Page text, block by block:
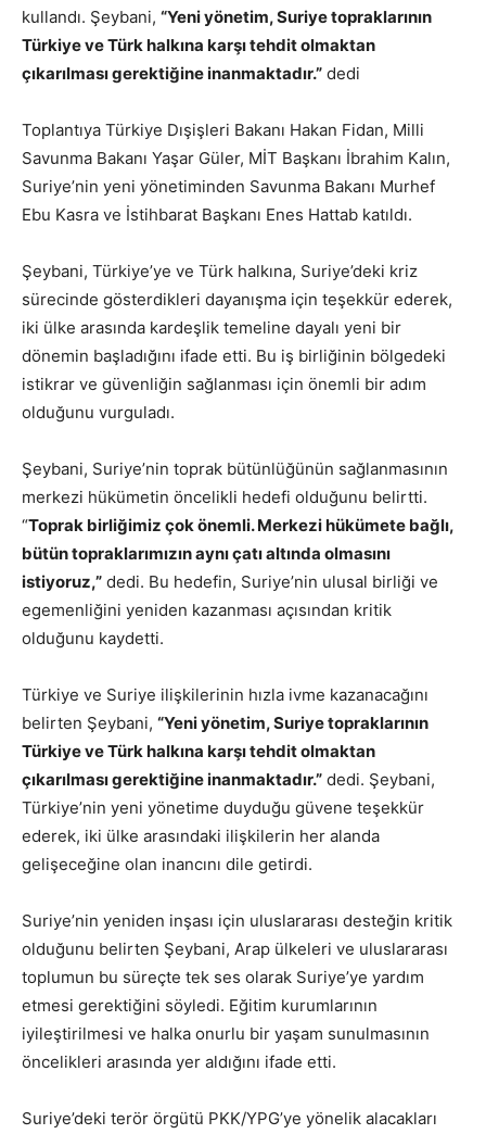
kullandı. Şeybani, “Yeni yönetim, Suriye topraklarının
Türkiye ve Türk halkına karşı tehdit olmaktan
çıkarılması gerektiğine inanmaktadır.” dedi
Toplantıya Türkiye Dışişleri Bakanı Hakan Fidan, Milli
Savunma Bakanı Yaşar Güler, MİT Başkanı İbrahim Kalın,
Suriye’nin yeni yönetiminden Savunma Bakanı Murhef
Ebu Kasra ve İstihbarat Başkanı Enes Hattab katıldı.
Şeybani, Türkiye’ye ve Türk halkına, Suriye’deki kriz
sürecinde gösterdikleri dayanışma için teşekkür ederek,
iki ülke arasında kardeşlik temeline dayalı yeni bir
dönemin başladığını ifade etti. Bu iş birliğinin bölgedeki
istikrar ve güvenliğin sağlanması için önemli bir adım
olduğunu vurguladı.
Şeybani, Suriye’nin toprak bütünlüğünün sağlanmasının
merkezi hükümetin öncelikli hedefi olduğunu belirtti.
“Toprak birliğimiz çok önemli. Merkezi hükümete bağlı,
bütün topraklarımızın aynı çatı altında olmasını
istiyoruz,” dedi. Bu hedefin, Suriye’nin ulusal birliği ve
egemenliğini yeniden kazanması açısından kritik
olduğunu kaydetti.
Türkiye ve Suriye ilişkilerinin hızla ivme kazanacağını
belirten Şeybani, “Yeni yönetim, Suriye topraklarının
Türkiye ve Türk halkına karşı tehdit olmaktan
çıkarılması gerektiğine inanmaktadır.” dedi. Şeybani,
Türkiye’nin yeni yönetime duyduğu güvene teşekkür
ederek, iki ülke arasındaki ilişkilerin her alanda
gelişeceğine olan inancını dile getirdi.
Suriye’nin yeniden inşası için uluslararası desteğin kritik
olduğunu belirten Şeybani, Arap ülkeleri ve uluslararası
toplumun bu süreçte tek ses olarak Suriye’ye yardım
etmesi gerektiğini söyledi. Eğitim kurumlarının
iyileştirilmesi ve halka onurlu bir yaşam sunulmasının
öncelikleri arasında yer aldığını ifade etti.
Suriye’deki terör örgütü PKK/YPG’ye yönelik alacakları